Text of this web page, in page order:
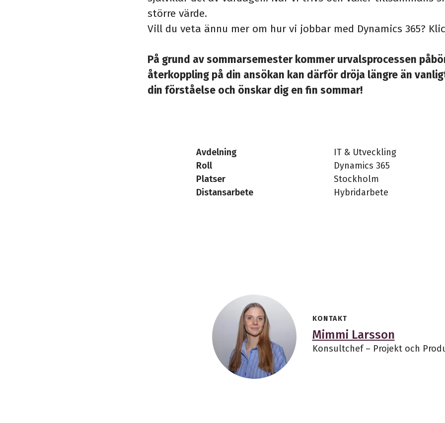
större värde.
Vill du veta ännu mer om hur vi jobbar med Dynamics 365?
På grund av sommarsemester kommer urvalsprocessen
återkoppling på din ansökan kan därför dröja längre än
din förståelse och önskar dig en fin sommar!
Avdelning
IT & Utveckling
Roll
Dynamics 365
Platser
Stockholm
Distansarbete
Hybridarbete
KONTAKT
Mimmi Larsson
Konsultchef – Projekt och